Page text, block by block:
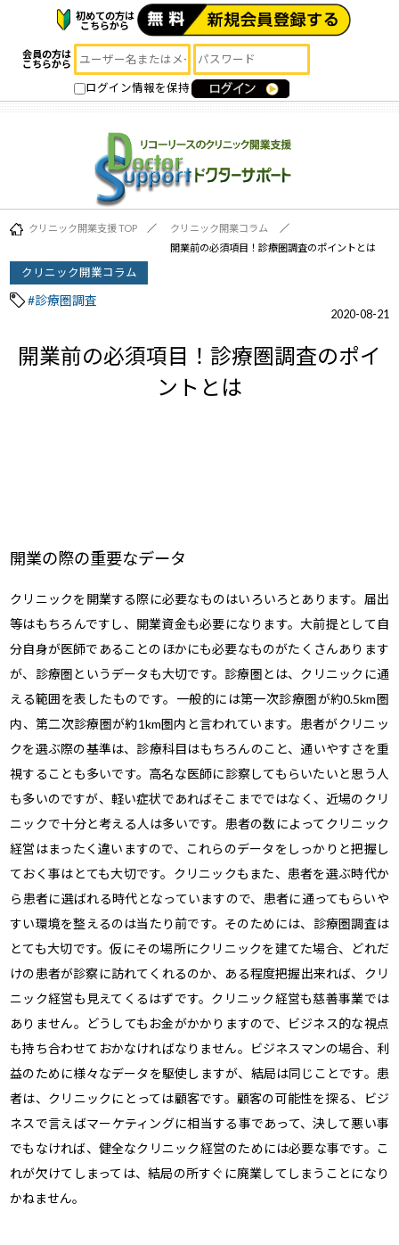
初めての方は
こちらから
会員の方は
こちらから
ログイン情報を保持
クリニック開業支援 TOP
クリニック開業コラム
開業前の必須項目！診療圏調査のポイントとは
クリニック開業コラム
#診療圏調査
2020-08-21
開業前の必須項目！診療圏調査のポイ
ントとは
開業の際の重要なデータ
クリニックを開業する際に必要なものはいろいろとあります。届出
等はもちろんですし、開業資金も必要になります。大前提として自
分自身が医師であることのほかにも必要なものがたくさんあります
が、診療圏というデータも大切です。診療圏とは、クリニックに通
える範囲を表したものです。一般的には第一次診療圏が約0.5km圏
内、第二次診療圏が約1km圏内と言われています。患者がクリニッ
クを選ぶ際の基準は、診療科目はもちろんのこと、通いやすさを重
視することも多いです。高名な医師に診察してもらいたいと思う人
も多いのですが、軽い症状であればそこまでではなく、近場のクリ
ニックで十分と考える人は多いです。患者の数によってクリニック
経営はまったく違いますので、これらのデータをしっかりと把握し
ておく事はとても大切です。クリニックもまた、患者を選ぶ時代か
ら患者に選ばれる時代となっていますので、患者に通ってもらいや
すい環境を整えるのは当たり前です。そのためには、診療圏調査は
とても大切です。仮にその場所にクリニックを建てた場合、どれだ
けの患者が診察に訪れてくれるのか、ある程度把握出来れば、クリ
ニック経営も見えてくるはずです。クリニック経営も慈善事業では
ありません。どうしてもお金がかかりますので、ビジネス的な視点
も持ち合わせておかなければなりません。ビジネスマンの場合、利
益のために様々なデータを駆使しますが、結局は同じことです。患
者は、クリニックにとっては顧客です。顧客の可能性を探る、ビジ
ネスで言えばマーケティングに相当する事であって、決して悪い事
でもなければ、健全なクリニック経営のためには必要な事です。こ
れが欠けてしまっては、結局の所すぐに廃業してしまうことになり
かねません。